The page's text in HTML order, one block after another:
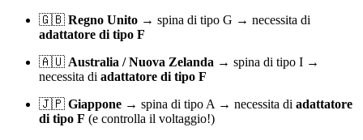
🇬🇧 Regno Unito → spina di tipo G → necessita di
adattatore di tipo F
🇦🇺 Australia / Nuova Zelanda → spina di tipo I →
necessita di adattatore di tipo F
🇯🇵 Giappone → spina di tipo A → necessita di adattatore
di tipo F (e controlla il voltaggio!)